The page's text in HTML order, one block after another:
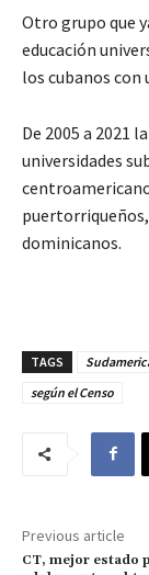
Otro grupo que
educación
los cubanos con
De 2005 a 2021
universidades
dominicanos.
TAGS
según el Censo
Previous article
CT, mejor estado